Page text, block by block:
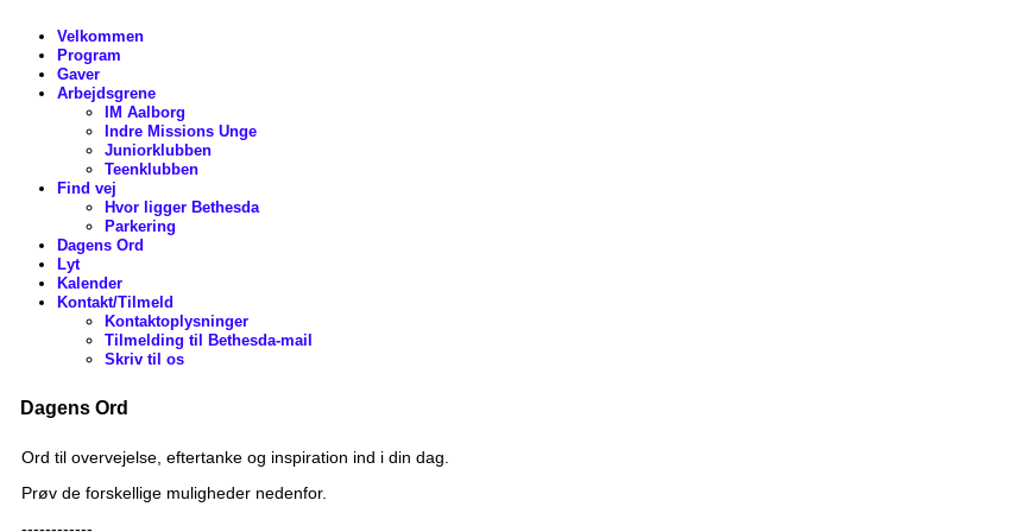
Velkommen
Program
Gaver
Arbejdsgrene
IM Aalborg
Indre Missions Unge
Juniorklubben
Teenklubben
Find vej
Hvor ligger Bethesda
Parkering
Dagens Ord
Lyt
Kalender
Kontakt/Tilmeld
Kontaktoplysninger
Tilmelding til Bethesda-mail
Skriv til os
Dagens Ord
Ord til overvejelse, eftertanke og inspiration ind i din dag.
Prøv de forskellige muligheder nedenfor.